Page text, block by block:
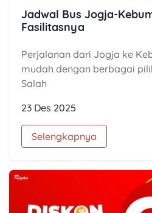
Jadwal Bus Jogja-
Fasilitasnya
Perjalanan dari Jogja ke
mudah dengan berbagai
Salah
23 Des 2025
Selengkapnya